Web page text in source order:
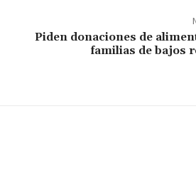
Piden donaciones de
familias de bajos